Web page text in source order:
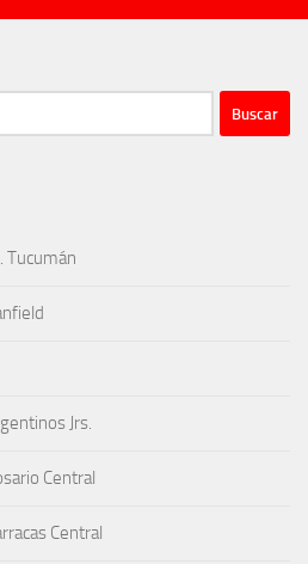
Tucumán
Jrs.
Central
Central